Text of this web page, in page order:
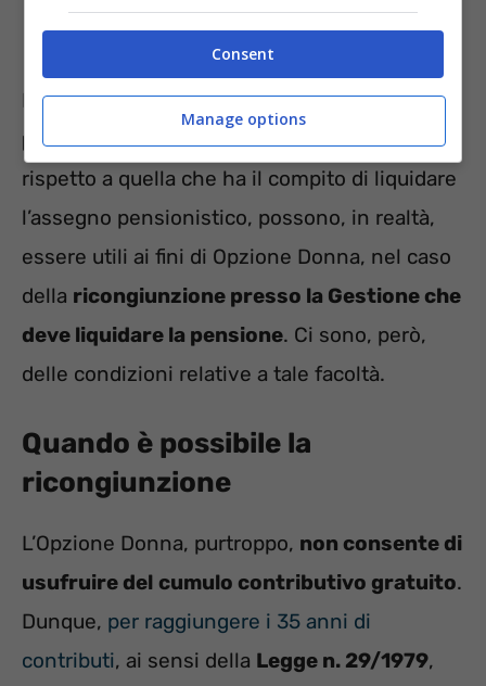
I contributi accumulati presso unacassa
professionale
rispetto a quella che ha il compito di liquidare
l’assegno pensionistico, possono, in realtà,
essere utili ai fini di Opzione Donna, nel caso
della ricongiunzione presso la Gestione che
deve liquidare la pensione. Ci sono, però,
delle condizioni relative a tale facoltà.
Quando è possibile la
ricongiunzione
L’Opzione Donna, purtroppo, non consente di
usufruire del cumulo contributivo gratuito.
Dunque, per raggiungere i 35 anni di
contributi, ai sensi della Legge n. 29/1979,
Consent
Manage options